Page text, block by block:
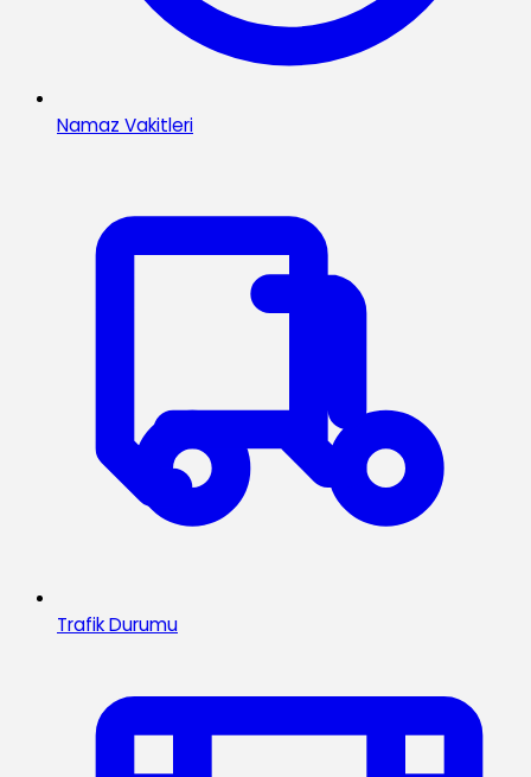
Namaz Vakitleri
Trafik Durumu